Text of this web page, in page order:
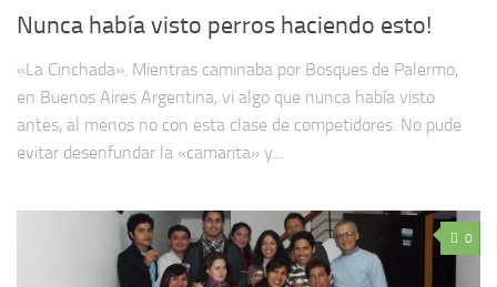
Nunca había visto perros haciendo esto!
«La Cinchada». Mientras caminaba por Bosques de Palermo,
en Buenos Aires Argentina, vi algo que nunca había visto
antes, al menos no con esta clase de competidores. No pude
evitar desenfundar la «camarita» y...
0